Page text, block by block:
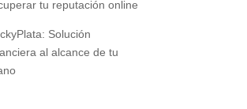
tu reputación online
Solución
al alcance de tu